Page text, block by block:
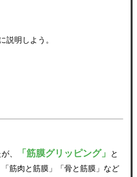
説明しよう。
、 「筋膜グリッピング」
と
筋肉と筋膜」「骨と筋膜」など